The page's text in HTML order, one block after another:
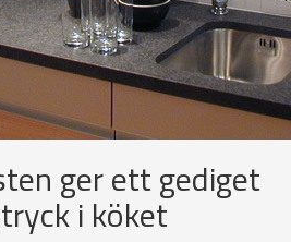
ger ett gediget
i köket